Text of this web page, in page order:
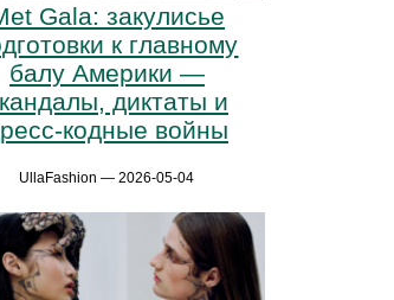
Gala: закулисье
к главному
балу Америки —
диктаты и
кодные войны
UllaFashion — 2026-05-04